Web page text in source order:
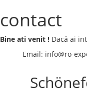
contact
Bine ati venit ! Dacă ai
Email: info@ro-